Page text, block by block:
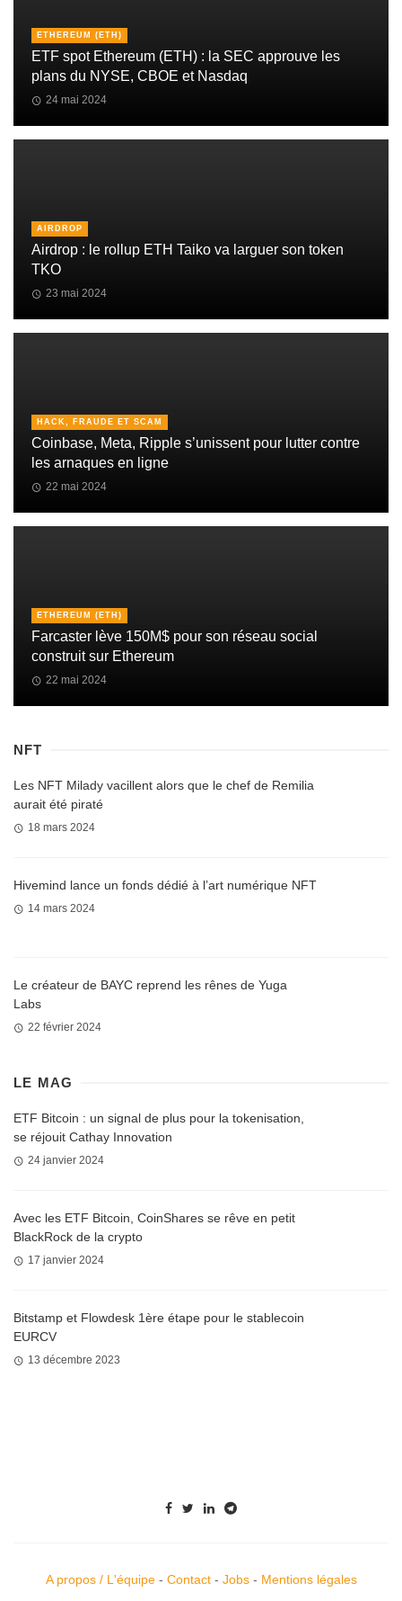
ETHEREUM (ETH)
ETF spot Ethereum (ETH) : la SEC approuve les
plans du NYSE, CBOE et Nasdaq
24 mai 2024
AIRDROP
Airdrop : le rollup ETH Taiko va larguer son token
TKO
23 mai 2024
HACK, FRAUDE ET SCAM
Coinbase, Meta, Ripple s’unissent pour lutter contre
les arnaques en ligne
22 mai 2024
ETHEREUM (ETH)
Farcaster lève 150M$ pour son réseau social
construit sur Ethereum
22 mai 2024
NFT
Les NFT Milady vacillent alors que le chef de Remilia
aurait été piraté
18 mars 2024
Hivemind lance un fonds dédié à l’art numérique NFT
14 mars 2024
Le créateur de BAYC reprend les rênes de Yuga
Labs
22 février 2024
LE MAG
ETF Bitcoin : un signal de plus pour la tokenisation,
se réjouit Cathay Innovation
24 janvier 2024
Avec les ETF Bitcoin, CoinShares se rêve en petit
BlackRock de la crypto
17 janvier 2024
Bitstamp et Flowdesk 1ère étape pour le stablecoin
EURCV
13 décembre 2023
A propos / L'équipe- Contact- Jobs- Mentions légales